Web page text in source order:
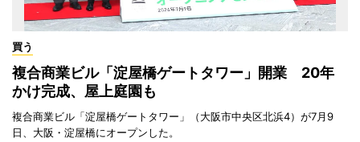
買う
複合商業ビル「淀屋橋ゲートタワー」開業 20年
かけ完成、屋上庭園も
複合商業ビル「淀屋橋ゲートタワー」（大阪市中央区北浜4）が7月9
日、大阪・淀屋橋にオープンした。